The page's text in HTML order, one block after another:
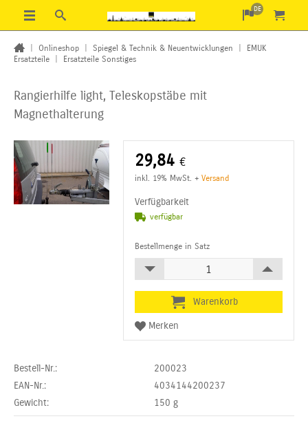
DE
Onlineshop Spiegel & Technik & Neuentwicklungen
EMUK
Ersatzteile
Ersatzteile Sonstiges
Rangierhilfe light, Teleskopstäbe mit
Magnethalterung
Bestell-Nr.:
200023
EAN-Nr.:
4034144200237
Gewicht:
150 g
29,84 €
inkl. 19% MwSt. +Versand
Verfügbarkeit
verfügbar
Bestellmenge in Satz